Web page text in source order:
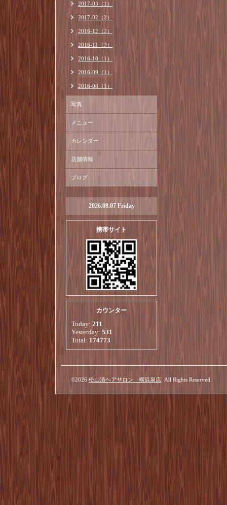
2017-03（1）
2017-02（2）
2016-12（2）
2016-11（3）
2016-10（1）
2016-09（1）
2016-08（1）
写真
メニュー
カレンダー
店舗情報
ブログ
2026.08.07 Friday
携帯サイト
カウンター
Today: 211
Yesterday: 531
Total: 174773
©2026 松山清ヘアサロン 横浜泉店 . All Rights Reserved.